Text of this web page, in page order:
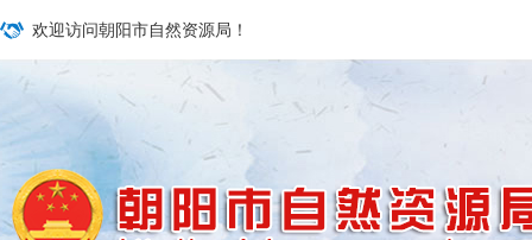
欢迎访问朝阳市自然资源局！